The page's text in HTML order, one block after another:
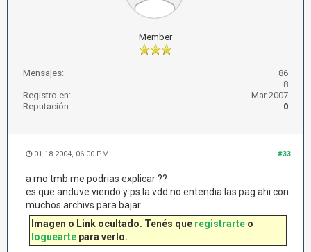
Member
Mensajes:
86
8
Registro en:
Mar 2007
Reputación:
0
#33
01-18-2004, 06:00 PM
a mo tmb me podrias explicar ??
es que anduve viendo y ps la vdd no entendia las pag ahi con
muchos archivs para bajar
Imagen o Link ocultado. Tenés que registrarte o
loguearte para verlo.